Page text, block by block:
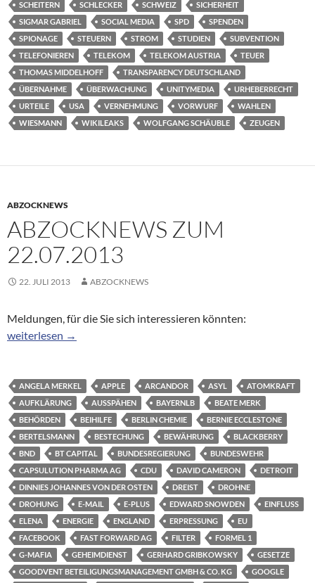
SCHEITERN
SCHLECKER SCHWEIZ
SICHERHEIT
SIGMAR GABRIEL
SOCIAL MEDIA SPD
SPENDEN
SPIONAGE
STEUERN STROM STUDIEN
SUBVENTION
TELEFONIEREN
TELEKOM TELEKOM AUSTRIA
TEUER
THOMAS MIDDELHOFF
TRANSPARENCY DEUTSCHLAND
ÜBERNAHME
ÜBERWACHUNG UNITYMEDIA
URHEBERRECHT
URTEILE
USA VERNEHMUNG VORWURF
WAHLEN
WIESMANN
WIKILEAKS WOLFGANG SCHÄUBLE ZEUGEN
ABZOCKNEWS
ABZOCKNEWS ZUM
22.07.2013
22. JULI 2013 ABZOCKNEWS
Meldungen, für die Sie sich interessieren könnten:
Abzocknews zum 22.07.2013
weiterlesen →
ANGELA MERKEL APPLE ARCANDOR ASYL
ATOMKRAFT
AUFKLÄRUNG
AUSSPÄHEN BAYERNLB
BEATE MERK
BEHÖRDEN
BEIHILFE BERLIN CHEMIE
BERNIE ECCLESTONE
BERTELSMANN
BESTECHUNG BEWÄHRUNG
BLACKBERRY
BND
BT CAPITAL BUNDESREGIERUNG
BUNDESWEHR
CAPSULUTION PHARMA AG
CDU DAVID CAMERON
DETROIT
DINNIES JOHANNES VON DER OSTEN
DREIST
DROHNE
DROHUNG
E-MAIL E-PLUS EDWARD SNOWDEN
EINFLUSS
ELENA
ENERGIE ENGLAND ERPRESSUNG
EU
FACEBOOK
FAST FORWARD AG FILTER
FORMEL 1
G-MAFIA
GEHEIMDIENST GERHARD GRIBKOWSKY
GESETZE
GOODVENT BETEILIGUNGSMANAGEMENT GMBH & CO. KG
GOOGLE